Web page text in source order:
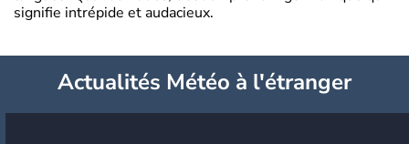
signifie intrépide et audacieux.
Actualités Météo à l'étranger